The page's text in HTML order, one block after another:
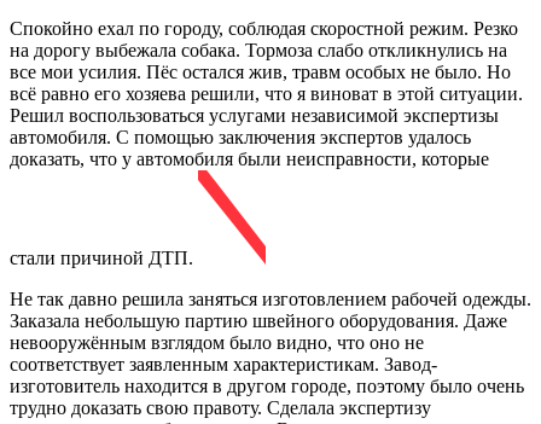
Спокойно ехал по городу, соблюдая скоростной режим. Резко
на дорогу выбежала собака. Тормоза слабо откликнулись на
все мои усилия. Пёс остался жив, травм особых не было. Но
всё равно его хозяева решили, что я виноват в этой ситуации.
Решил воспользоваться услугами независимой экспертизы
автомобиля. С помощью заключения экспертов удалось
доказать, что у автомобиля были неисправности, которые
стали причиной ДТП.
Не так давно решила заняться изготовлением рабочей одежды.
Заказала небольшую партию швейного оборудования. Даже
невооружённым взглядом было видно, что оно не
соответствует заявленным характеристикам. Завод-
изготовитель находится в другом городе, поэтому было очень
трудно доказать свою правоту. Сделала экспертизу